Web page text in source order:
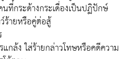
ที่กระด้างกระเดื่องเป็นปฏิปักษ์
ายหรือคู่ต่อสู้
กล้ง ใส่ร้ายกล่าวโทษหรือคดีความ